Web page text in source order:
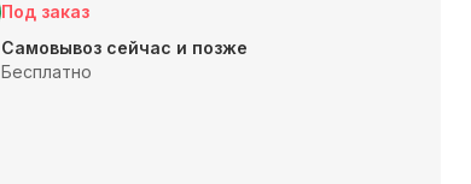
Под заказ
Самовывоз сейчас и позже
Бесплатно